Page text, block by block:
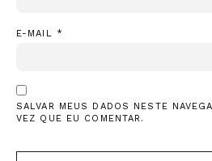
E-MAIL *
SALVAR MEUS DADOS NESTE
VEZ QUE EU COMENTAR.